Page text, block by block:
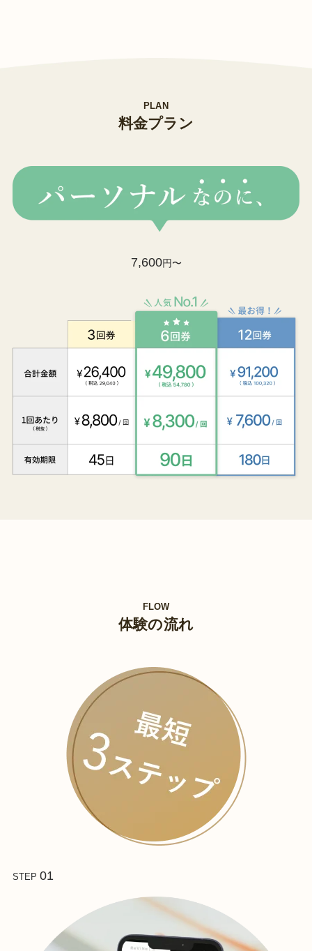
PLAN
料金プラン
7,600円〜
FLOW
体験の流れ
STEP 01